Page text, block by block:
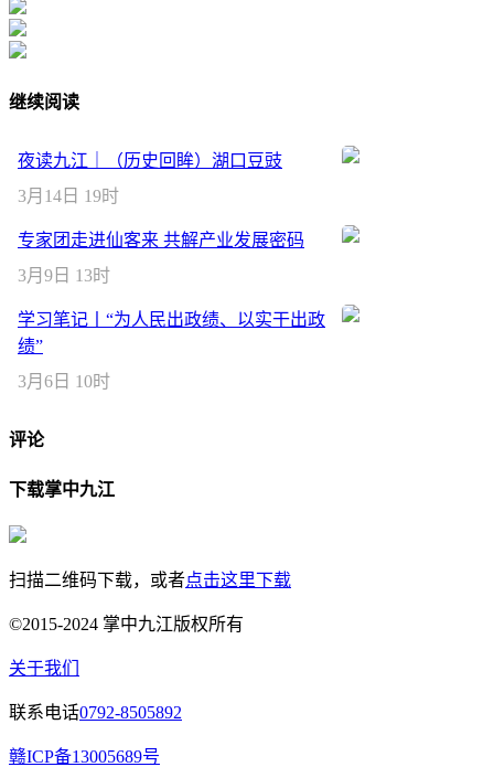
继续阅读
夜读九江｜（历史回眸）湖口豆豉
3月14日 19时
专家团走进仙客来 共解产业发展密码
3月9日 13时
学习笔记丨“为人民出政绩、以实干出政
绩”
3月6日 10时
评论
下载掌中九江
扫描二维码下载，或者点击这里下载
©2015-2024 掌中九江版权所有
关于我们
联系电话0792-8505892
赣ICP备13005689号